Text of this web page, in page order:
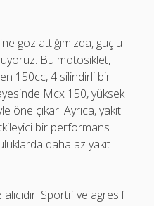
göz attığımızda, güçlü
Bu motosiklet,
150cc, 4 silindirli bir
Mcx 150, yüksek
öne çıkar. Ayrıca, yakıt
bir performans
daha az yakıt
Sportif ve agresif